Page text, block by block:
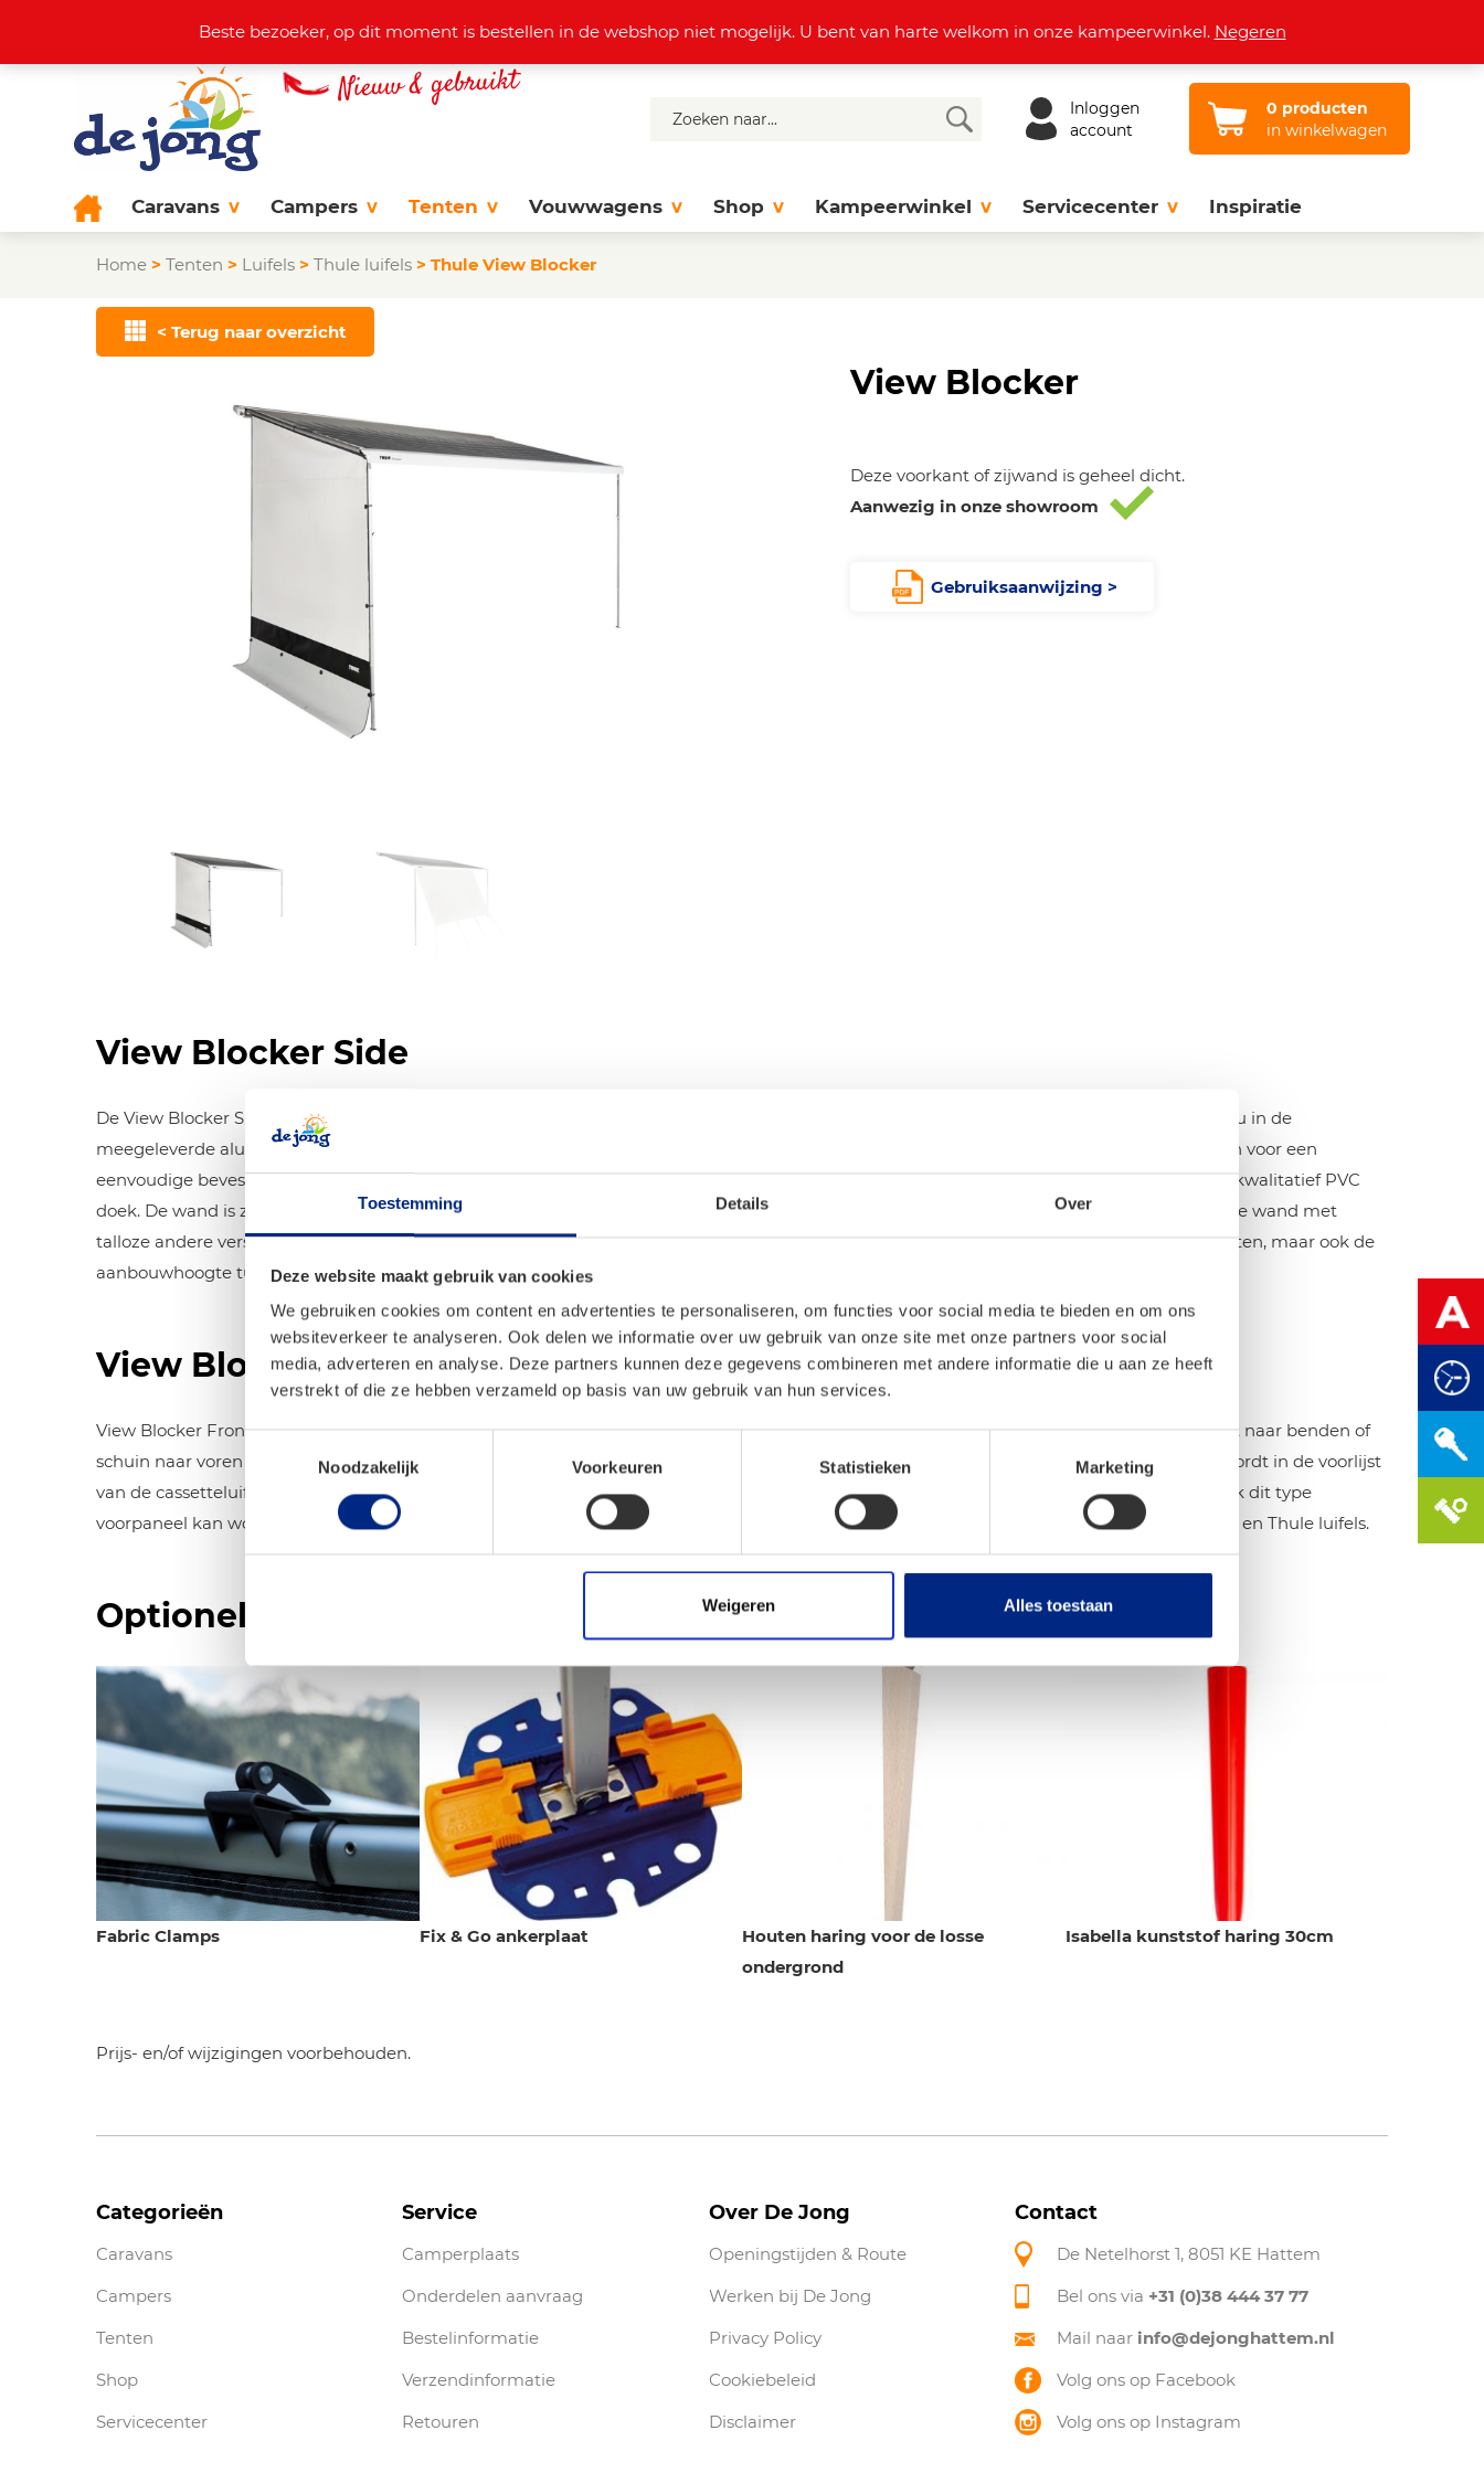
Toestemming Details Over
Deze website maakt gebruik van cookies
We gebruiken cookies om content en advertenties te personaliseren, om functies voor social media te bieden en om ons
websiteverkeer te analyseren. Ook delen we informatie over uw gebruik van onze site met onze partners voor social
media, adverteren en analyse. Deze partners kunnen deze gegevens combineren met andere informatie die u aan ze heeft
verstrekt of die ze hebben verzameld op basis van uw gebruik van hun services.
Noodzakelijk
Voorkeuren Statistieken Marketing
Weigeren Alles toestaan
Actuele aanbod +31 (0)38 444 37 77 info@dejonghattem.nl Openingstijden Vacatures
Inloggen
account
0 producten
in winkelwagen
Caravans Campers Tenten Vouwwagens Shop Kampeerwinkel Servicecenter Inspiratie
Home > Tenten > Luifels > Thule luifels > Thule View Blocker
< Terug naar overzicht
View Blocker
Deze voorkant of zijwand is geheel dicht.
Aanwezig in onze showroom
Gebruiksaanwijzing >
View Blocker Side
De View Blocker Side is volledig gemaakt van PVC en bij deze zijwand hebben we geen uitzicht meer over de camping. De zijwand schuift u in de
meegeleverde aluminium spanarm, die tussen de cassette en de voorlijst van de luifel wordt aangebracht. De verbindingselastieken zorgen voor een
eenvoudige bevestiging van het zijpaneel aan de steunpoot van de luifel. Ook deze zijwand is gemaakt van duurzaam materiaal, namelijk kwalitatief PVC
doek. De wand is zeer geschikt tegen regen, wind en zon en leverbaar voor diverse type luifels en in verschillende hoogtes. Daarnaast is deze wand met
talloze andere verschillende panelen te combineren. Alvorens u deze wilt aanschaffen vragen wij u niet alleen de diepte van de luifel te meten, maar ook de
aanbouwhoogte tussen de grond en onderkant van de cassette (onderkant cassette als de luifel niet uitgedraaid is).
View Blocker Front
View Blocker Front is volledig gemaakt van PVC doek. Het doek is in tegenstelling tot de Sun Blocker helemaal dicht. Het doek kunt u recht naar benden of
schuin naar voren spannen. De View Blocker zorgt voor veel schaduw onder de luifel en zal alle regen en wind tegen houden. Het paneel wordt in de voorlijst
van de cassetteluifel geschoven. Waar en op welke breedte u het paneel in de voorlijst van de luifel plaatst dat bepaald u wederom zelf. Ook dit type
voorpaneel kan worden opgerold en vastgemaakt met een gesp en is leverbaar in diverse maten en bovendien geschikt voor alle Omnistor en Thule luifels.
Optionele accessoires
Fabric Clamps Fix & Go ankerplaat
Houten haring voor de losse
ondergrond
Isabella kunststof haring 30cm
Prijs- en/of wijzigingen voorbehouden.
Categorieën
Caravans
Campers
Tenten
Shop
Servicecenter
Service
Camperplaats
Onderdelen aanvraag
Bestelinformatie
Verzendinformatie
Retouren
Over De Jong
Openingstijden & Route
Werken bij De Jong
Privacy Policy
Cookiebeleid
Disclaimer
Contact
De Netelhorst 1, 8051 KE Hattem
Bel ons via +31 (0)38 444 37 77
Mail naar info@dejonghattem.nl
Volg ons op Facebook
Volg ons op Instagram
Beste bezoeker, op dit moment is bestellen in de webshop niet mogelijk. U bent van harte welkom in onze kampeerwinkel. Negeren